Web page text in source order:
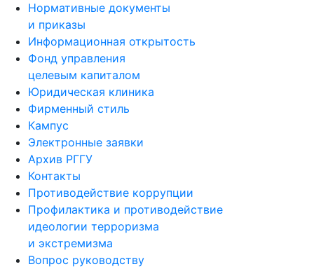
Нормативные документы
и приказы
Информационная открытость
Фонд управления
целевым капиталом
Юридическая клиника
Фирменный стиль
Кампус
Электронные заявки
Архив РГГУ
Контакты
Противодействие коррупции
Профилактика и противодействие
идеологии терроризма
и экстремизма
Вопрос руководству